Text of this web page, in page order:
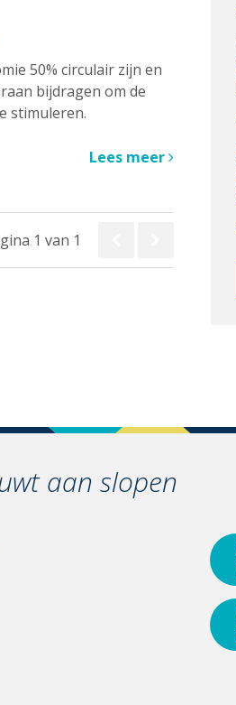
50% circulair zijn en
bijdragen om de
stimuleren.
Lees meer
1 van 1
aan slopen